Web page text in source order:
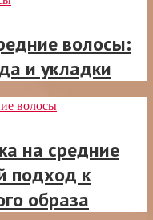
волосы:
и укладки
на средние
подход к
образа